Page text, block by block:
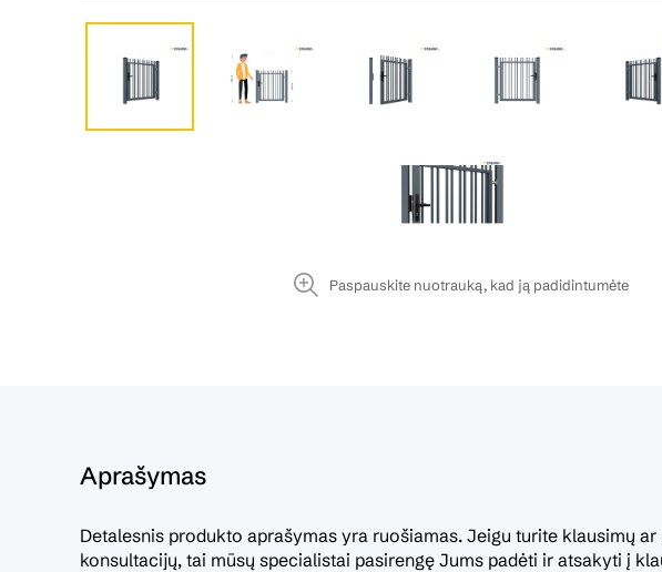
Paspauskite nuotrauką, kad ją padidintumėte
Aprašymas
Detalesnis produkto aprašymas yra ruošiamas. Jeigu turite klausimų ar
konsultacijų, tai mūsų specialistai pasirengę Jums padėti ir atsakyti į